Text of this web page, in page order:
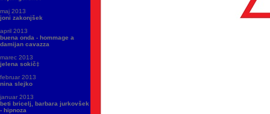
maj 2013
joni zakonjšek
april 2013
buena onda - hommage a
damijan cavazza
marec 2013
jelena sokič‡
februar 2013
nina slejko
januar 2013
beti bricelj, barbara jurkovšek
- hipnoza